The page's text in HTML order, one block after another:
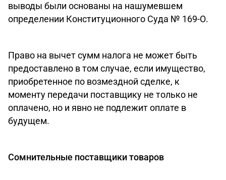
выводы были основаны на нашумевшем
определении Конституционного Суда № 169-О.
Право на вычет сумм налога не может быть
предоставлено в том случае, если имущество,
приобретенное по возмездной сделке, к
моменту передачи поставщику не только не
оплачено, но и явно не подлежит оплате в
будущем.
Сомнительные поставщики товаров